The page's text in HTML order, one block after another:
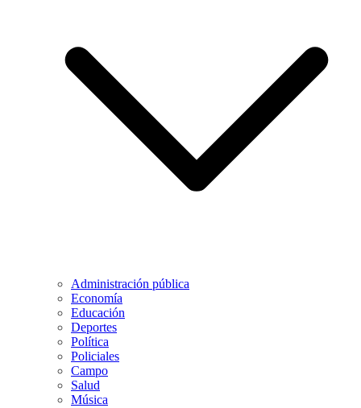
Administración pública
Economía
Educación
Deportes
Política
Policiales
Campo
Salud
Música